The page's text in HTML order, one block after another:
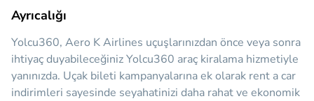
Ayrıcalığı
Yolcu360, Aero K Airlines uçuşlarınızdan önce veya sonra
ihtiyaç duyabileceğinizYolcu360 araç kiralama hizmetiyle
yanınızda. Uçak bileti kampanyalarına ek olarak rent a car
indirimleri sayesinde seyahatinizi daha rahat ve ekonomik